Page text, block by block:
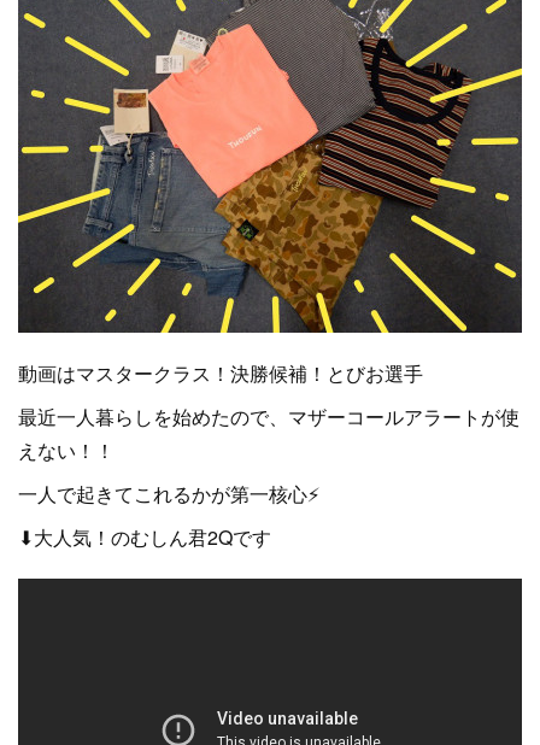
動画はマスタークラス！決勝候補！とびお選手
最近一人暮らしを始めたので、マザーコールアラートが使
えない！！
一人で起きてこれるかが第一核心⚡
⬇大人気！のむしん君2Qです